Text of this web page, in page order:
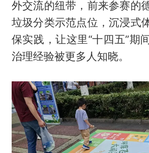
外交流的纽带，前来参赛的
垃圾分类示范点位，沉浸式
保实践，让这里“十四五”期
治理经验被更多人知晓。